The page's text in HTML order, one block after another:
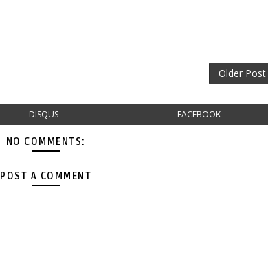
Older Post
DISQUS FACEBOOK
NO COMMENTS:
POST A COMMENT